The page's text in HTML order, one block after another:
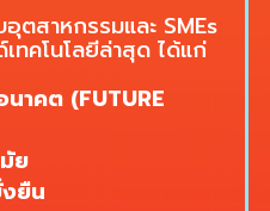
ตสาหกรรมและ SMEs
ทคโนโลยีล่าสุด ได้แก่
าคต (FUTURE
ย
ยืน